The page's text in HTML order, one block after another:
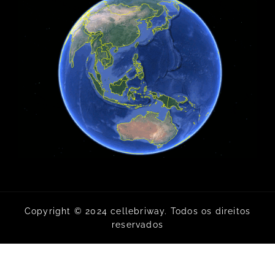
Copyright © 2024 cellebriway. Todos os direitos
reservados